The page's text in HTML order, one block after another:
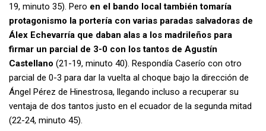
19, minuto 35). Pero en el bando local también tomaría
protagonismo la portería con varias paradas salvadoras de
Álex Echevarría que daban alas a los madrileños para
firmar un parcial de 3-0 con los tantos de Agustín
Castellano (21-19, minuto 40). Respondía Caserío con otro
parcial de 0-3 para dar la vuelta al choque bajo la dirección de
Ángel Pérez de Hinestrosa, llegando incluso a recuperar su
ventaja de dos tantos justo en el ecuador de la segunda mitad
(22-24, minuto 45).